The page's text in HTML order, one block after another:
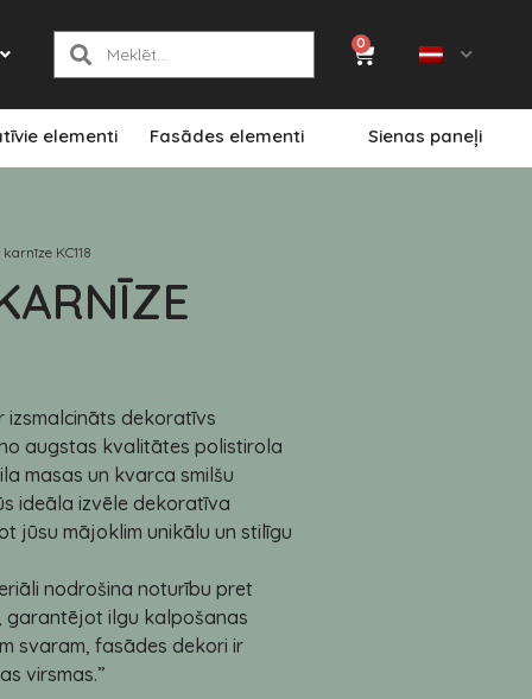
0
elementi Fasādes elementi Sienas paneļi
KC118
izsmalcināts dekoratīvs
augstas kvalitātes polistirola
masas un kvarca smilšu
ideāla izvēle dekoratīva
jūsu mājoklim unikālu un stilīgu
nodrošina noturību pret
garantējot ilgu kalpošanas
svaram, fasādes dekori ir
virsmas.”